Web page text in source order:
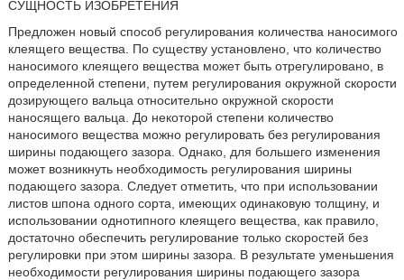
СУЩНОСТЬ ИЗОБРЕТЕНИЯ
Предложен новый способ регулирования количества наносимого
клеящего вещества. По существу установлено, что количество
наносимого клеящего вещества может быть отрегулировано, в
определенной степени, путем регулирования окружной скорости
дозирующего вальца относительно окружной скорости
наносящего вальца. До некоторой степени количество
наносимого вещества можно регулировать без регулирования
ширины подающего зазора. Однако, для большего изменения
может возникнуть необходимость регулирования ширины
подающего зазора. Следует отметить, что при использовании
листов шпона одного сорта, имеющих одинаковую толщину, и
использовании однотипного клеящего вещества, как правило,
достаточно обеспечить регулирование только скоростей без
регулировки при этом ширины зазора. В результате уменьшения
необходимости регулирования ширины подающего зазора